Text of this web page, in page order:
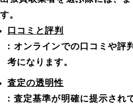
す。
口コミと評判
: オンラインでの口コミや評
考になります。
査定の透明性
: 査定基準が明確に提示され